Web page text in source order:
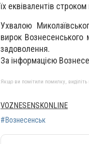
їх еквівалентів
Ухвалою
вирок Вознесенського
задоволення.
За інформацією
Якщо ви помітили помилку, виділіть
VOZNESENSKONLINE
#Вознесенськ